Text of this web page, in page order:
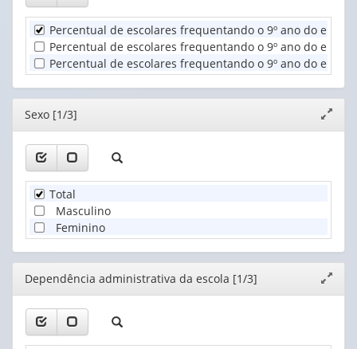
Unidade
Territorial
(1)
Dependência
administrativa
da
escola
(1)
Percentual de escolares frequentando o 9º ano do
Percentual de escolares frequentando o 9º ano do
Percentual de escolares frequentando o 9º ano do
Editor
janela
Sexo [1/3]
Total
Masculino
Feminino
Editor
janela
Dependência administrativa da escola [1/3]